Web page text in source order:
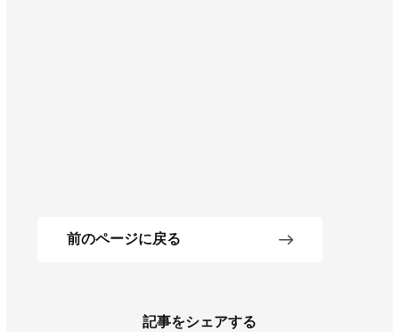
記事をシェアする
前のページに戻る